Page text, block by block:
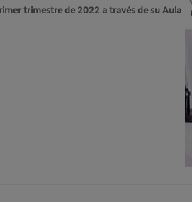
trimestre de 2022 a través de su Aula